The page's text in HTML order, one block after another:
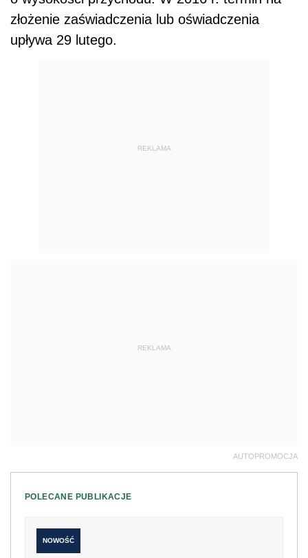
złożenie zaświadczenia lub oświadczenia
upływa 29 lutego.
REKLAMA
REKLAMA
AUTOPROMOCJA
POLECANE PUBLIKACJE
NOWOŚĆ